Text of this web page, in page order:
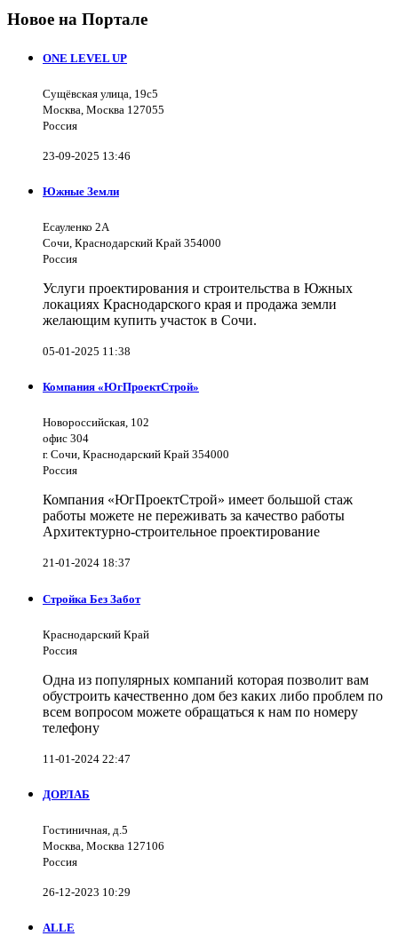
Новое на Портале
ONE LEVEL UP
Сущёвская улица, 19с5
Москва, Москва 127055
Россия
23-09-2025 13:46
Южные Земли
Есауленко 2А
Сочи, Краснодарский Край 354000
Россия
Услуги проектирования и строительства в Южных
локациях Краснодарского края и продажа земли
желающим купить участок в Сочи.
05-01-2025 11:38
Компания «ЮгПроектСтрой»
Новороссийская, 102
офис 304
г. Сочи, Краснодарский Край 354000
Россия
Компания «ЮгПроектСтрой» имеет большой стаж
работы можете не переживать за качество работы
Архитектурно-строительное проектирование
21-01-2024 18:37
Стройка Без Забот
Краснодарский Край
Россия
Одна из популярных компаний которая позволит вам
обустроить качественно дом без каких либо проблем по
всем вопросом можете обращаться к нам по номеру
телефону
11-01-2024 22:47
ДОРЛАБ
Гостиничная, д.5
Москва, Москва 127106
Россия
26-12-2023 10:29
ALLE